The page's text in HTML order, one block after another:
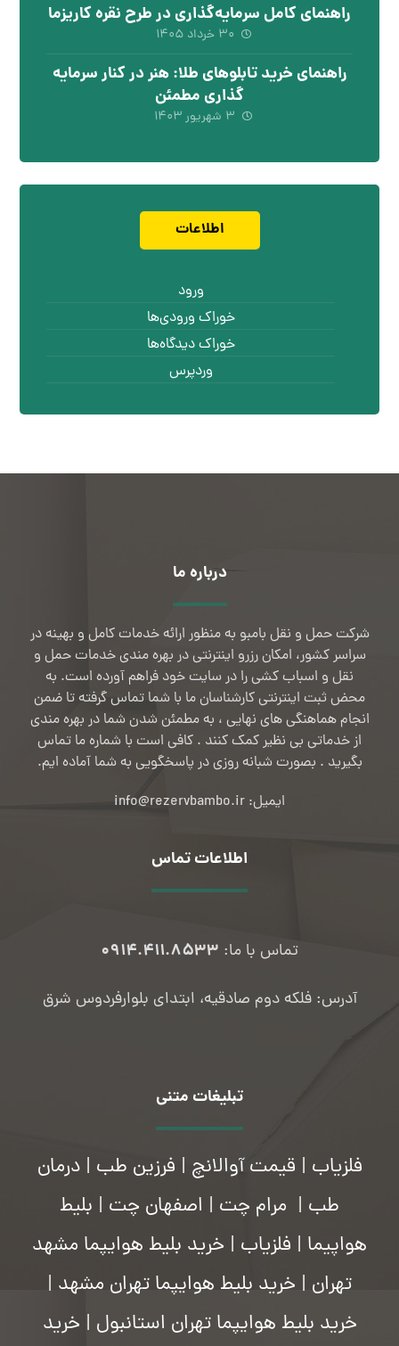
راهنمای کامل سرمایه‌گذاری در طرح نقره کاریزما
۳۰ خرداد ۱۴۰۵
راهنمای خرید تابلوهای طلا: هنر در کنار سرمایه
گذاری مطمئن
۳ شهریور ۱۴۰۳
اطلاعات
ورود
خوراک ورودی‌ها
خوراک دیدگاه‌ها
وردپرس
درباره ما
شرکت حمل و نقل بامبو به منظور ارائه خدمات کامل و بهینه در
سراسر کشور، امکان رزرو اینترنتی در بهره مندی خدمات حمل و
نقل و اسباب کشی را در سایت خود فراهم آورده است. به
محض ثبت اینترنتی کارشناسان ما با شما تماس گرفته تا ضمن
انجام هماهنگی های نهایی ، به مطمئن شدن شما در بهره مندی
از خدماتی بی نظیر کمک کنند . کافی است با شماره ما تماس
بگیرید . بصورت شبانه روزی در پاسخگویی به شما آماده ایم.
ایمیل: info@rezervbambo.ir
اطلاعات تماس
تماس با ما: ۰۹۱۴.۴۱۱.۸۵۳۳
آدرس: فلکه دوم صادقیه، ابتدای بلوارفردوس شرق
تبلیغات متنی
فلزیاب | قیمت آوالانچ | فرزین طب |درمان
طب | مرام چت | اصفهان چت | بلیط
هواپیما | فلزیاب | خرید بلیط هوایپما مشهد
تهران | خرید بلیط هوایپما تهران مشهد |
خرید بلیط هوایپما تهران استانبول | خرید